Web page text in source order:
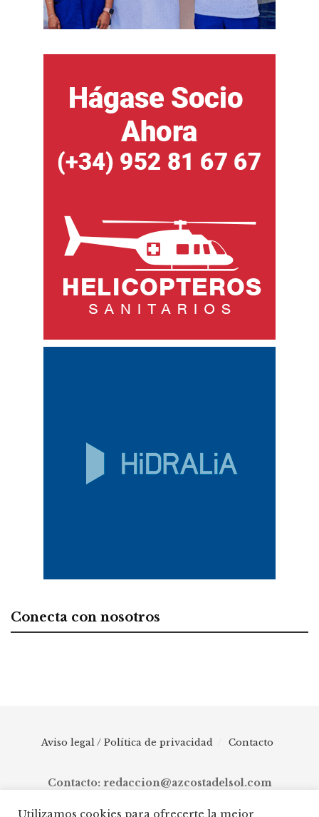
Conecta con nosotros
Aviso legal / Política de privacidad Contacto
Contacto: redaccion@azcostadelsol.com
Utilizamos cookies para ofrecerte la mejor